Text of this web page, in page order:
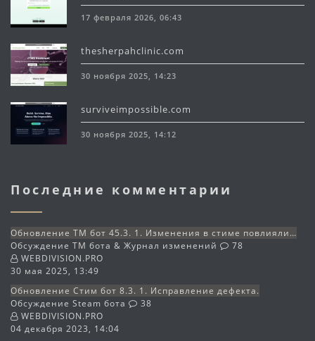
17 февраля 2026, 06:43
thesherpahclinic.com
30 ноября 2025, 14:23
surviveimpossible.com
30 ноября 2025, 14:12
Последние комментарии
Обновление TM бот 45.3. 1. Изменения в стиме повлияли…
Обсуждение TM бота & Журнал изменений
78
WEBDIVISION.PRO
30 мая 2025, 13:49
Обновление Стим бот 8.3. 1. Исправление дефекта.
Обсуждение Steam бота
38
WEBDIVISION.PRO
04 декабря 2023, 14:04